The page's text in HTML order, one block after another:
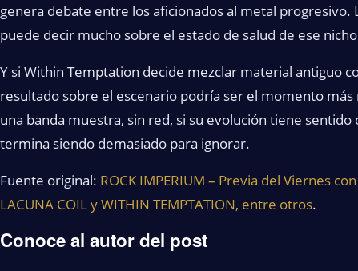
genera debate entre los aficionados al metal
puede decir mucho sobre el estado de salud de ese
Y si Within Temptation decide mezclar material antiguo
resultado sobre el escenario podría ser el momento
una banda muestra, sin red, si su evolución tiene sentido
termina siendo demasiado para ignorar.
Fuente original: ROCK IMPERIUM – Previa del Viernes
LACUNA COIL y WITHIN TEMPTATION, entre otros.
Conoce al autor del post